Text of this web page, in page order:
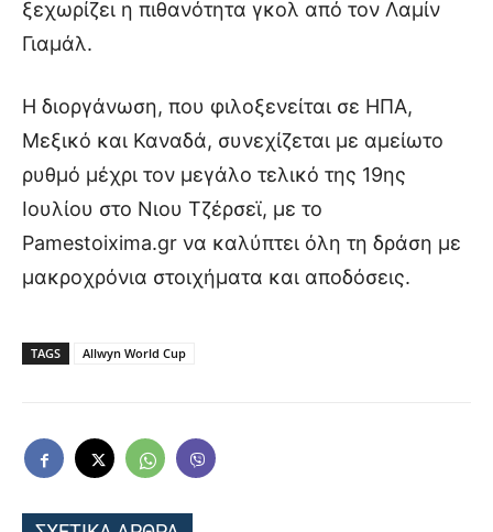
ξεχωρίζει η πιθανότητα γκολ από τον Λαμίν
Γιαμάλ.
Η διοργάνωση, που φιλοξενείται σε ΗΠΑ,
Μεξικό και Καναδά, συνεχίζεται με αμείωτο
ρυθμό μέχρι τον μεγάλο τελικό της 19ης
Ιουλίου στο Νιου Τζέρσεϊ, με το
Pamestoixima.gr να καλύπτει όλη τη δράση με
μακροχρόνια στοιχήματα και αποδόσεις.
TAGS Allwyn World Cup